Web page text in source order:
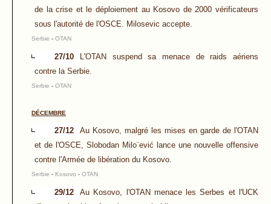
de la crise et le déploiement au Kosovo de 2000 vérificateurs
sous l'autorité de l'OSCE. Milosevic accepte.
Serbie - OTAN
27/10
L'OTAN suspend sa menace de raids aériens
contre la Serbie.
Serbie - OTAN
DÉCEMBRE
27/12
Au Kosovo, malgré les mises en garde de l'OTAN
et de l'OSCE, Slobodan Milo¨ević lance une nouvelle offensive
contre l'Armée de libération du Kosovo.
Serbie - Kosovo - OTAN
29/12
Au Kosovo, l'OTAN menace les Serbes et l'UCK